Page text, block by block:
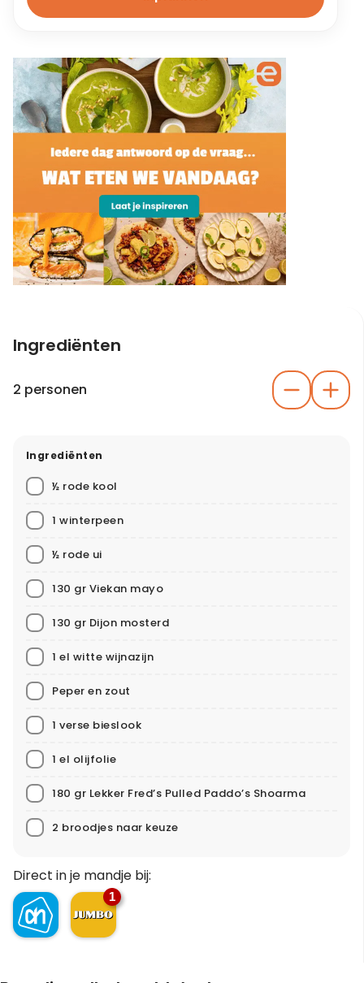
Ingrediënten
2 personen
Ingrediënten
½ rode kool
1 winterpeen
½ rode ui
130 gr Viekan mayo
130 gr Dijon mosterd
1 el witte wijnazijn
Peper en zout
1 verse bieslook
1 el olijfolie
180 gr Lekker Fred’s Pulled Paddo’s Shoarma
2 broodjes naar keuze
Direct in je mandje bij:
1